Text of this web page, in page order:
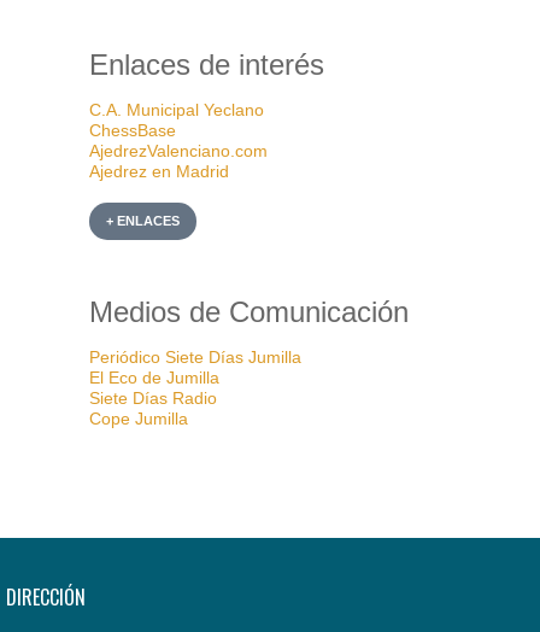
Enlaces de interés
C.A. Municipal Yeclano
ChessBase
AjedrezValenciano.com
Ajedrez en Madrid
+ ENLACES
Medios de Comunicación
Periódico Siete Días Jumilla
El Eco de Jumilla
Siete Días Radio
Cope Jumilla
DIRECCIÓN